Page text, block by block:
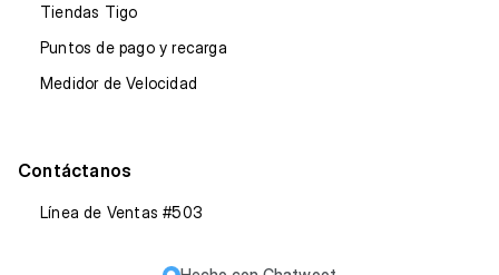
Tiendas Tigo
Puntos de pago y recarga
Medidor de Velocidad
Contáctanos
Línea de Ventas #503